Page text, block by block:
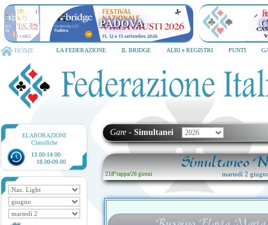
PADOVA
HOME LA FEDERAZIONE IL BRIDGE ALBI e REGISTRI PUNTI
ELABORAZIONI
Classifiche
13.00-14.00
18.00-09.00
Gare - Simultanei
Simultaneo
218ª tappa/26 gironi martedì 2